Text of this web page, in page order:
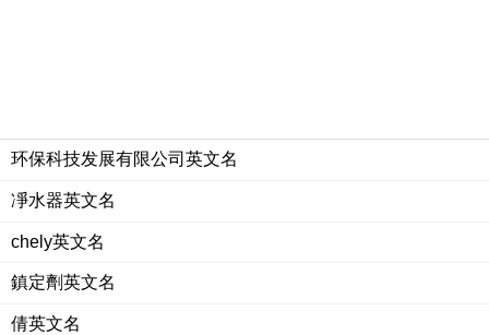
环保科技发展有限公司英文名
凈水器英文名
chely英文名
鎮定劑英文名
倩英文名